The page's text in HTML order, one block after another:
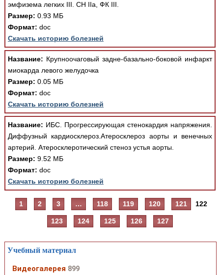
эмфизема легких III. СН IIа, ФК III.
Размер: 0.93 МБ
Формат: doc
Скачать историю болезней
Название: Крупноочаговый задне-базально-боковой инфаркт
миокарда левого желудочка
Размер: 0.05 МБ
Формат: doc
Скачать историю болезней
Название: ИБС. Прогрессирующая стенокардия напряжения.
Диффузный кардиосклероз.Атеросклероз аорты и венечных
артерий. Атеросклеротический стеноз устья аорты.
Размер: 9.52 МБ
Формат: doc
Скачать историю болезней
1 2 3 … 118 119 120 121 122
123 124 125 126 127
Учебный материал
Видеогалерея 899